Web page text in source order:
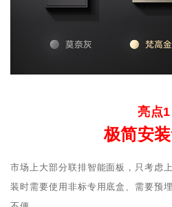
亮点1
极简安
市场上大部分联排智能面板，只考虑
装时需要使用非标专用底盒、需要预